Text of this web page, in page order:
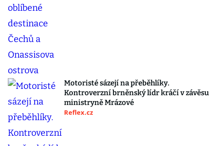
Motoristé sázejí na přeběhlíky.
Kontroverzní brněnský lídr kráčí v závěsu
ministryně Mrázové
Reflex.cz